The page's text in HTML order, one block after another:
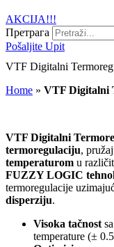
AKCIJA!!!
Претрага
Pošaljite Upit
VTF Digitalni
Home » VTF Digitalni
VTF Digitalni
termoregulaciju,
temperaturom u
FUZZY LOGIC
termoregulacije
disperziju.
Visoka tačnost
temperature (±